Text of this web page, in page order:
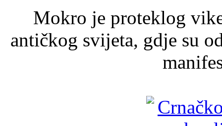
Mokro je proteklog
antičkog svijeta, gdje su